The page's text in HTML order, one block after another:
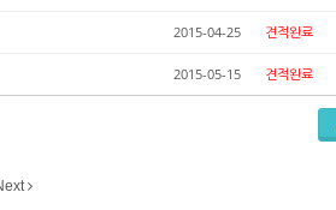
2015-04-25 견적완료
2015-05-15 견적완료